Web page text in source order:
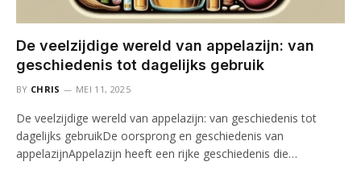
De veelzijdige wereld van appelazijn: van
geschiedenis tot dagelijks gebruik
BY CHRIS MEI 11, 2025
De veelzijdige wereld van appelazijn: van geschiedenis tot
dagelijks gebruikDe oorsprong en geschiedenis van
appelazijnAppelazijn heeft een rijke geschiedenis die…